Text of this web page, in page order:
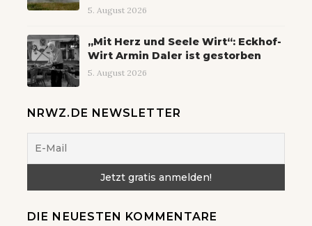
5. August 2026
„Mit Herz und Seele Wirt“: Eckhof-
Wirt Armin Daler ist gestorben
5. August 2026
NRWZ.DE NEWSLETTER
DIE NEUESTEN KOMMENTARE